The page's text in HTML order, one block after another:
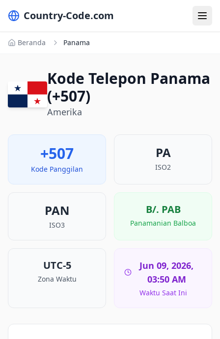
Country-Code.com
Beranda Panama
Kode Telepon Panama
(+507)
Amerika
+507
Kode Panggilan
PA
ISO2
PAN
ISO3
B/. PAB
Panamanian Balboa
UTC-5
Zona Waktu
Jun 09, 2026,
03:50 AM
Waktu Saat Ini